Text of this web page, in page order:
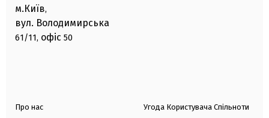
м.Київ,
вул. Володимирська
61/11, офіс 50
Про нас Угода Користувача Спільноти